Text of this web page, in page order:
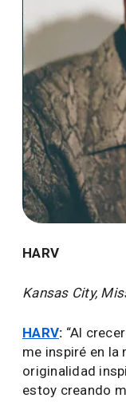
HARV
Kansas City,
HARV: “Al
me inspiré en la
originalidad
estoy creando